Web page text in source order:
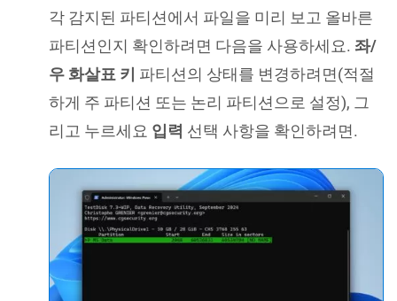
각 감지된 파티션에서 파일을 미리 보고 올바른
파티션인지 확인하려면 다음을 사용하세요. 좌/
우 화살표 키 파티션의 상태를 변경하려면(적절
하게 주 파티션 또는 논리 파티션으로 설정), 그
리고 누르세요 입력 선택 사항을 확인하려면.